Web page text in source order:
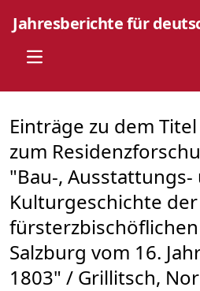
Jahresberichte für
Open main menu
Einträge zu dem
zum
"Bau-, Ausstattungs-
Kulturgeschichte
fürsterzbischöflichen
Salzburg vom 16.
1803" / Grillitsch,